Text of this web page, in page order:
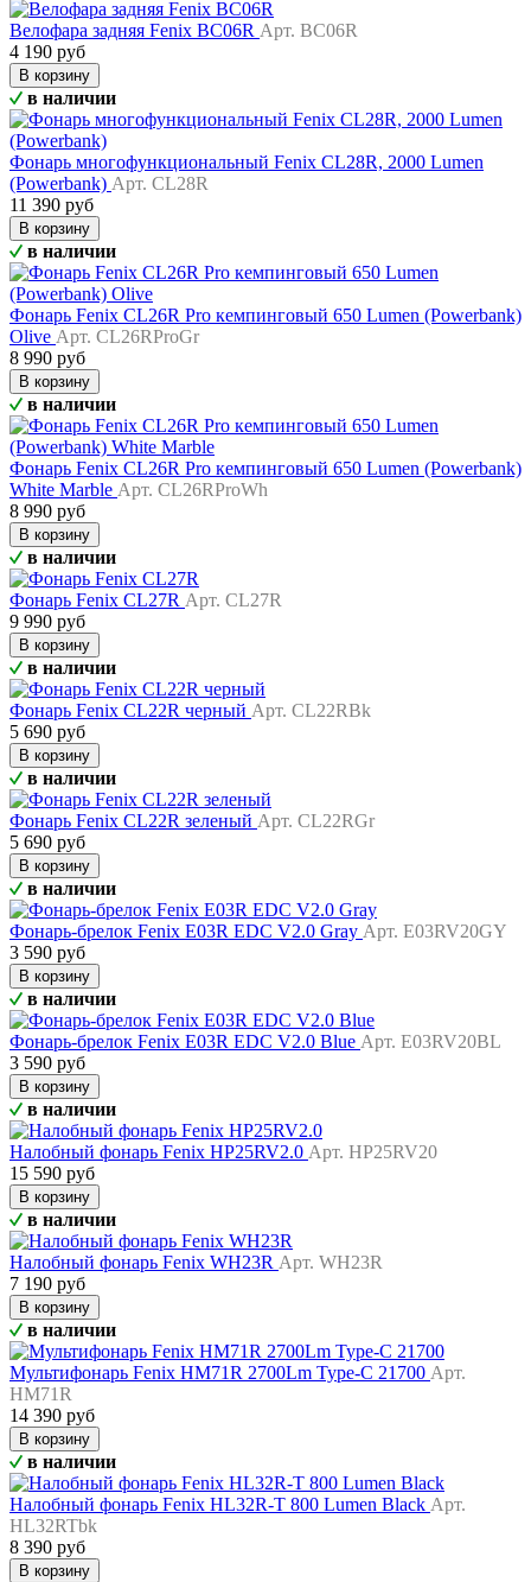
Велофара задняя Fenix BC06R Арт. BC06R
4 190 руб
В корзину
в наличии
Фонарь многофункциональный Fenix CL28R, 2000 Lumen
(Powerbank) Арт. CL28R
11 390 руб
В корзину
в наличии
Фонарь Fenix CL26R Pro кемпинговый 650 Lumen (Powerbank)
Olive Арт. CL26RProGr
8 990 руб
В корзину
в наличии
Фонарь Fenix CL26R Pro кемпинговый 650 Lumen (Powerbank)
White Marble Арт. CL26RProWh
8 990 руб
В корзину
в наличии
Фонарь Fenix CL27R Арт. CL27R
9 990 руб
В корзину
в наличии
Фонарь Fenix CL22R черный Арт. CL22RBk
5 690 руб
В корзину
в наличии
Фонарь Fenix CL22R зеленый Арт. CL22RGr
5 690 руб
В корзину
в наличии
Фонарь-брелок Fenix E03R EDC V2.0 Gray Арт. E03RV20GY
3 590 руб
В корзину
в наличии
Фонарь-брелок Fenix E03R EDC V2.0 Blue Арт. E03RV20BL
3 590 руб
В корзину
в наличии
Налобный фонарь Fenix HP25RV2.0 Арт. HP25RV20
15 590 руб
В корзину
в наличии
Налобный фонарь Fenix WH23R Арт. WH23R
7 190 руб
В корзину
в наличии
Мультифонарь Fenix HM71R 2700Lm Type-C 21700 Арт.
HM71R
14 390 руб
В корзину
в наличии
Налобный фонарь Fenix HL32R-T 800 Lumen Black Арт.
HL32RTbk
8 390 руб
В корзину